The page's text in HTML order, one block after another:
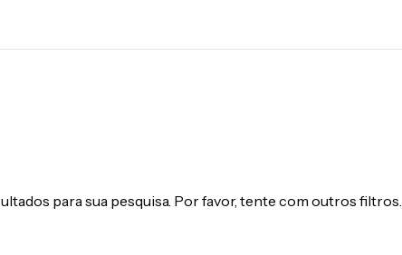
para sua pesquisa. Por favor, tente com outros filtros.